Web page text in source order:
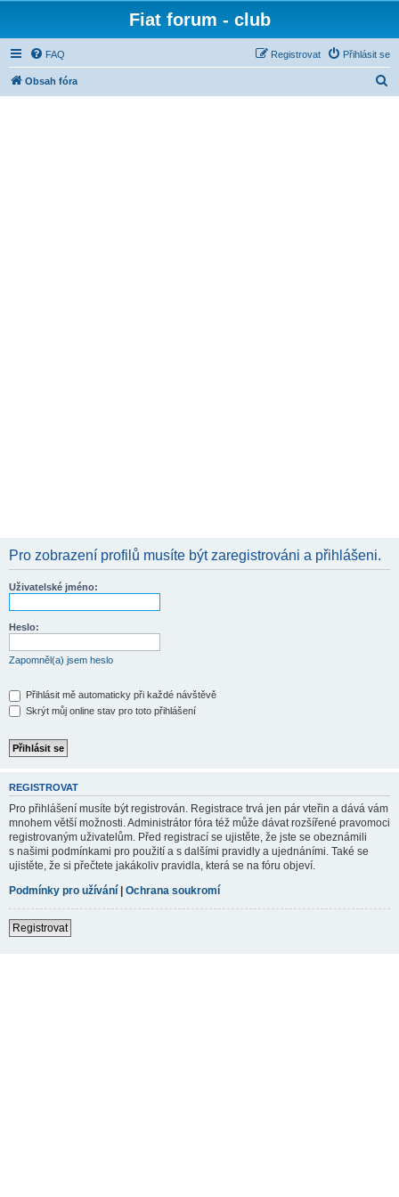
Fiat forum - club
FAQ Přihlásit se
Registrovat
Obsah fóra
Pro zobrazení profilů musíte být zaregistrováni a přihlášeni.
Uživatelské jméno:
Heslo:
Zapomněl(a) jsem heslo
Přihlásit mě automaticky při každé návštěvě
Skrýt můj online stav pro toto přihlášení
REGISTROVAT
Pro přihlášení musíte být registrován. Registrace trvá jen pár vteřin a dává vám
mnohem větší možnosti. Administrátor fóra též může dávat rozšířené pravomoci
registrovaným uživatelům. Před registrací se ujistěte, že jste se obeznámili
s našimi podmínkami pro použití a s dalšími pravidly a ujednáními. Také se
ujistěte, že si přečtete jakákoliv pravidla, která se na fóru objeví.
Podmínky pro užívání | Ochrana soukromí
Registrovat